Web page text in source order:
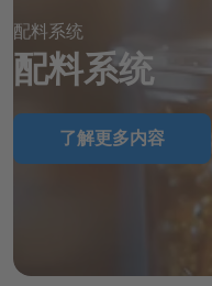
配料系统
配料系统
了解更多内容